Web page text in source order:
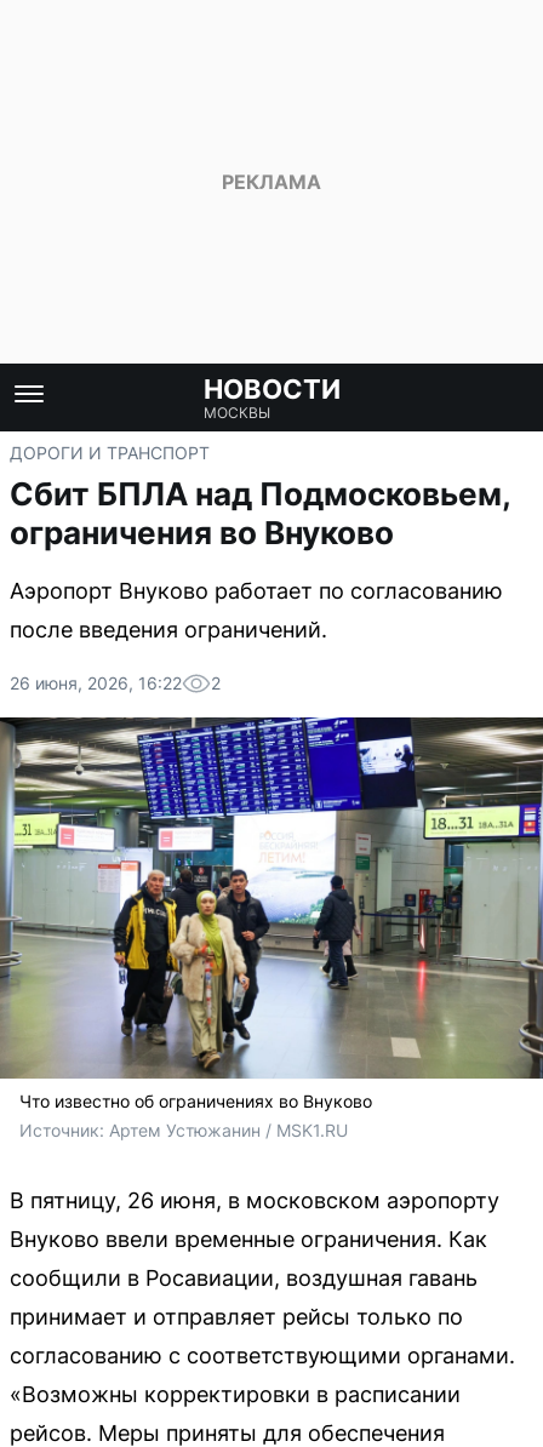
НОВОСТИ
МОСКВЫ
ДОРОГИ И ТРАНСПОРТ
Сбит БПЛА над Подмосковьем,
ограничения во Внуково
Аэропорт Внуково работает по согласованию
после введения ограничений.
26 июня, 2026, 16:22 2
Что известно об ограничениях во Внуково
Источник: Артем Устюжанин / MSK1.RU
В пятницу, 26 июня, в московском аэропорту
Внуково ввели временные ограничения. Как
сообщили в Росавиации, воздушная гавань
принимает и отправляет рейсы только по
согласованию с соответствующими органами.
«Возможны корректировки в расписании
рейсов. Меры приняты для обеспечения